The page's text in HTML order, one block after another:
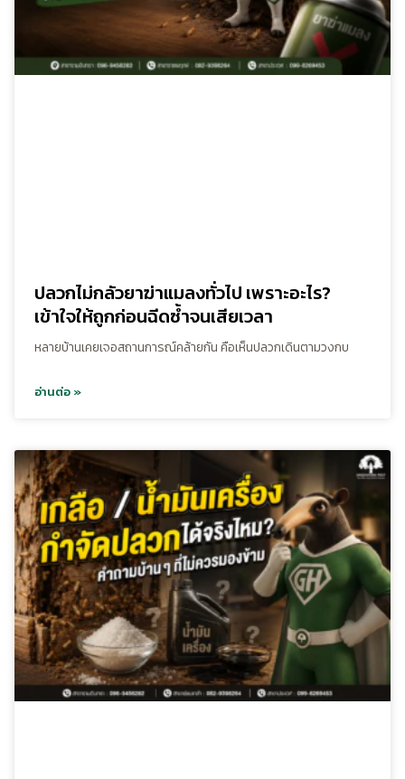
ปลวกไม่กลัวยาฆ่าแมลงทั่วไป เพราะอะไร?
เข้าใจให้ถูกก่อนฉีดซ้ำจนเสียเวลา
หลายบ้านเคยเจอสถานการณ์คล้ายกัน คือเห็นปลวกเดินตามวงกบ
อ่านต่อ »